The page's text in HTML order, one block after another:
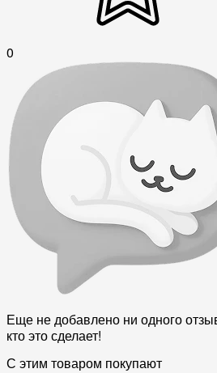
0
Еще не добавлено ни одного
кто это сделает!
С этим товаром покупают